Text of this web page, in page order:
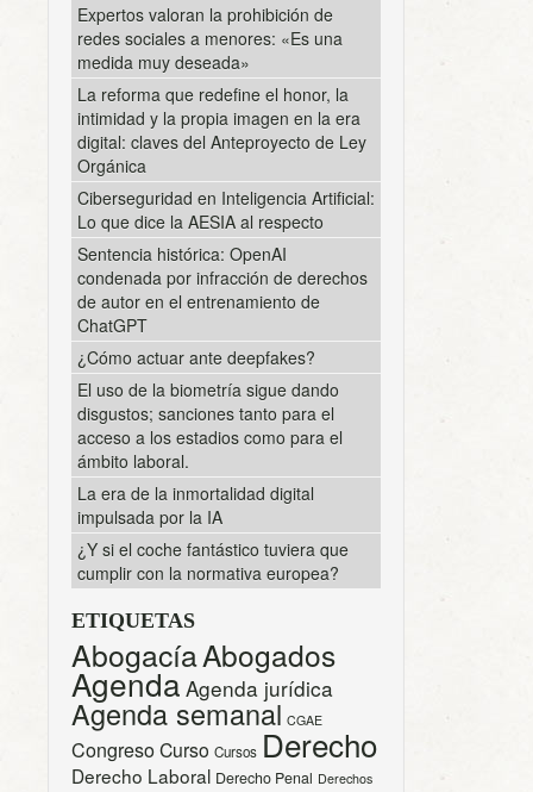
Expertos valoran la prohibición de
redes sociales a menores: «Es una
medida muy deseada»
La reforma que redefine el honor, la
intimidad y la propia imagen en la era
digital: claves del Anteproyecto de Ley
Orgánica
Ciberseguridad en Inteligencia Artificial:
Lo que dice la AESIA al respecto
Sentencia histórica: OpenAI
condenada por infracción de derechos
de autor en el entrenamiento de
ChatGPT
¿Cómo actuar ante deepfakes?
El uso de la biometría sigue dando
disgustos; sanciones tanto para el
acceso a los estadios como para el
ámbito laboral.
La era de la inmortalidad digital
impulsada por la IA
¿Y si el coche fantástico tuviera que
cumplir con la normativa europea?
ETIQUETAS
AbogacíaAbogados
Agenda Agenda jurídica
Agenda semanal CGAE
CongresoCurso Cursos Derecho
Derecho Laboral Derecho Penal Derechos